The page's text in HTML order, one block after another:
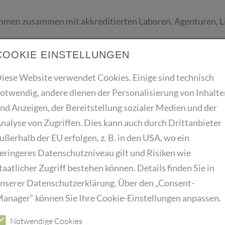
zusammen mit akkreditierten Laboren, Agenturen,
in Zusammenarbeit mit externen Dienstleistern,
mit
oder eine vergleichbare Ausbildung mit
sowie sehr gute Kenntnisse der
Wort und Schrift sowie gute EDV-Kenntnisse (MS
Kenntnisse in den Produktbereichen DOB /
EINSTELLUNGEN
Website verwendet Cookies. Einige sind technisch
andere dienen der Personalisierung von
Anzeigen, der Bereitstellung sozialer Medien und der
von Zugriffen. Dies kann auch durch Drittanbieter
der EU erfolgen, z. B. in den USA, wo ein
Datenschutzniveau gilt und Risiken wie
Zugriff bestehen können. Details finden Sie in
Datenschutzerklärung. Über den „Consent-
können Sie Ihre Cookie-Einstellungen anpassen.
Notwendige Cookies